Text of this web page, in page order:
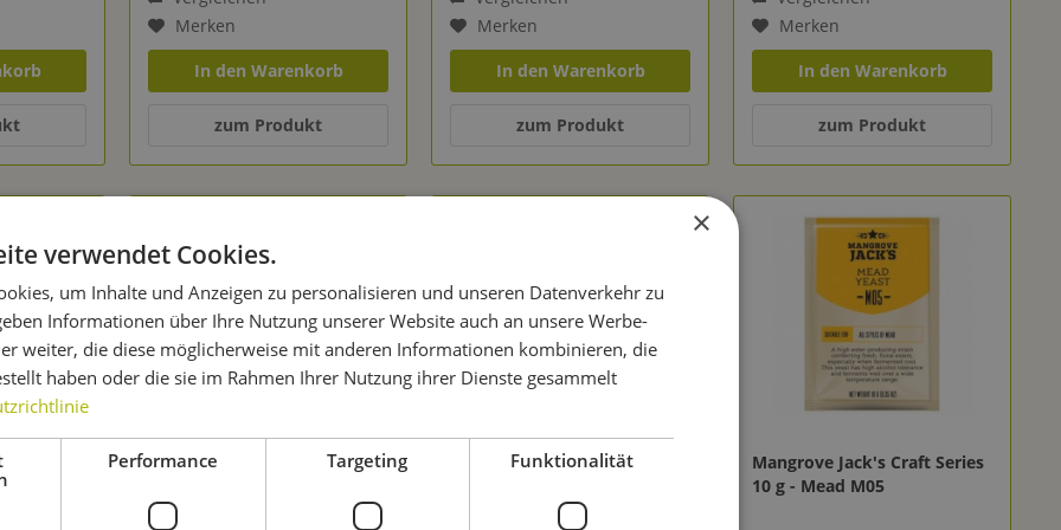
Merken
In den Warenkorb
zum Produkt
Merken
In den Warenkorb
zum Produkt
Merken
In den Warenkorb
zum Produkt
Series
M76
Mangrove Jack's Craft Series
Mangrove Jack's Craft Series
Mangrove Jack's Craft Series
10 g - Mead M05
×
verwendet Cookies.
um Inhalte und Anzeigen zu personalisieren und unseren Datenverkehr zu
Informationen über Ihre Nutzung unserer Website auch an unsere Werbe-
weiter, die diese möglicherweise mit anderen Informationen kombinieren, die
haben oder die sie im Rahmen Ihrer Nutzung ihrer Dienste gesammelt
Performance Targeting Funktionalität